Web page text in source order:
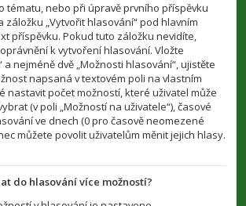
tématu, nebo při úpravě prvního příspěvku
záložku „Vytvořit hlasování“ pod hlavním
příspěvku. Pokud tuto záložku nevidíte,
k vytvoření hlasování. Vložte
a nejméně dvě „Možnosti hlasování“, ujistěte
napsaná v textovém poli na vlastním
nastavit počet možností, které uživatel může
(v poli „Možností na uživatele“), časové
ve dnech (0 pro časově neomezené
můžete povolit uživatelům měnit jejich hlasy.
do hlasování více možností?